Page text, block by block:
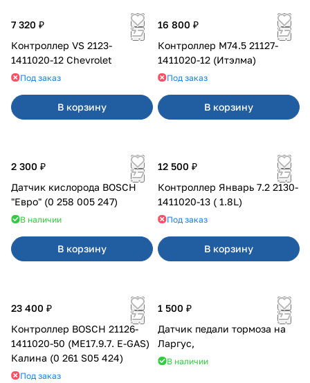
7 320 ₽
Контроллер VS 2123-
1411020-12 Chevrolet
Под заказ
В корзину
16 800 ₽
Контроллер М74.5 21127-
1411020-12 (Итэлма)
Под заказ
В корзину
2 300 ₽
Датчик кислорода BOSCH
"Евро" (0 258 005 247)
В наличии
В корзину
12 500 ₽
Контроллер Январь 7.2 2130-
1411020-13 ( 1.8L)
Под заказ
В корзину
23 400 ₽
Контроллер BOSCH 21126-
1411020-50 (ME17.9.7. E-GAS)
Калина (0 261 S05 424)
Под заказ
1 500 ₽
Датчик педали тормоза на
Ларгус,
В наличии